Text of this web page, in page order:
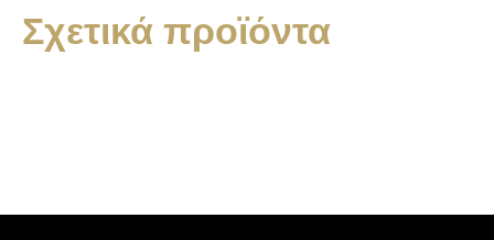
Σχετικά προϊόντα